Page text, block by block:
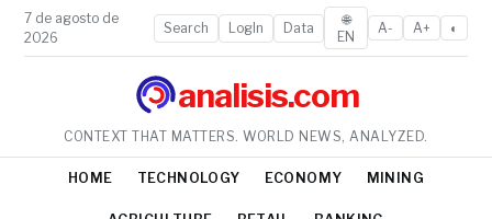
7 de agosto de
2026
Search LogIn Data
🌐
EN
A- A+ ◐
analisis.com
CONTEXT THAT MATTERS. WORLD NEWS, ANALYZED.
HOME TECHNOLOGY ECONOMY MINING